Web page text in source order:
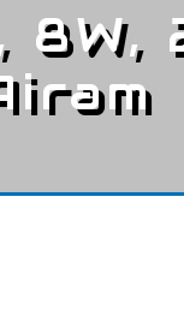
8W,